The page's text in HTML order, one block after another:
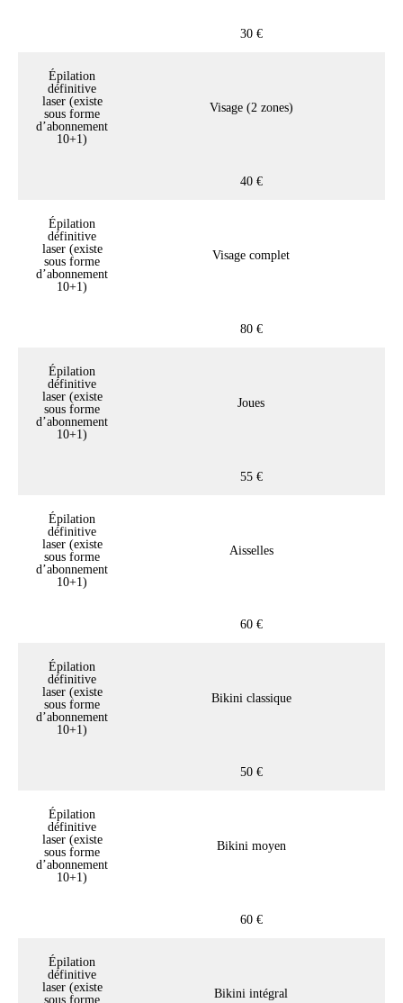
30 €
Épilation
définitive
laser (existe
sous forme
d’abonnement
10+1)
Visage (2 zones)
40 €
Épilation
définitive
laser (existe
sous forme
d’abonnement
10+1)
Visage complet
80 €
Épilation
définitive
laser (existe
sous forme
d’abonnement
10+1)
Joues
55 €
Épilation
définitive
laser (existe
sous forme
d’abonnement
10+1)
Aisselles
60 €
Épilation
définitive
laser (existe
sous forme
d’abonnement
10+1)
Bikini classique
50 €
Épilation
définitive
laser (existe
sous forme
d’abonnement
10+1)
Bikini moyen
60 €
Épilation
définitive
laser (existe
sous forme
Bikini intégral